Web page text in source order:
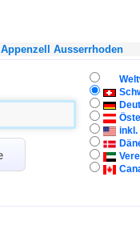
Appenzell Ausserrhoden
inkl.